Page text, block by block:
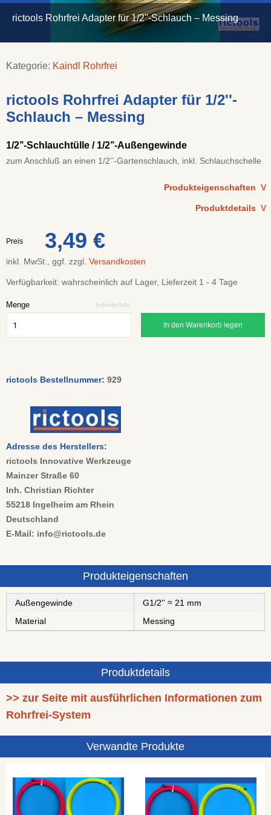
rictools Rohrfrei Adapter für 1/2''-Schlauch – Messing
Kategorie: Kaindl Rohrfrei
rictools Rohrfrei Adapter für 1/2''-
Schlauch – Messing
1/2’’-Schlauchtülle / 1/2’’-Außengewinde
zum Anschluß an einen 1/2’’-Gartenschlauch, inkl. Schlauchschelle
Produkteigenschaften V
Produktdetails V
Preis 3,49 €
inkl. MwSt., ggf. zzgl. Versandkosten
Verfügbarkeit: wahrscheinlich auf Lager, Lieferzeit 1 - 4 Tage
Menge (erforderlich)
In den Warenkorb legen
rictools Bestellnummer: 929
Adresse des Herstellers:
rictools Innovative Werkzeuge
Mainzer Straße 60
Inh. Christian Richter
55218 Ingelheim am Rhein
Deutschland
E-Mail: info@rictools.de
Produkteigenschaften
Außengewinde
G1/2'' ≈ 21 mm
Material
Messing
Produktdetails
>> zur Seite mit ausführlichen Informationen zum
Rohrfrei-System
Verwandte Produkte